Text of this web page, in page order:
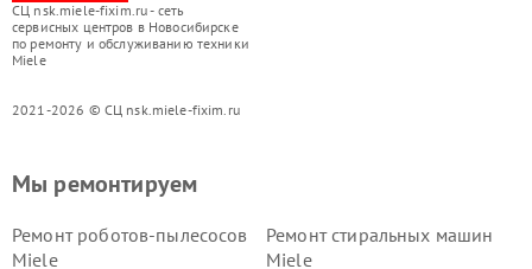
СЦ nsk.miele-fixim.ru - сеть
сервисных центров в Новосибирске
по ремонту и обслуживанию техники
Miele
2021-2026 © СЦ nsk.miele-fixim.ru
Мы ремонтируем
Ремонт роботов-пылесосов
Miele
Ремонт стиральных машин
Miele